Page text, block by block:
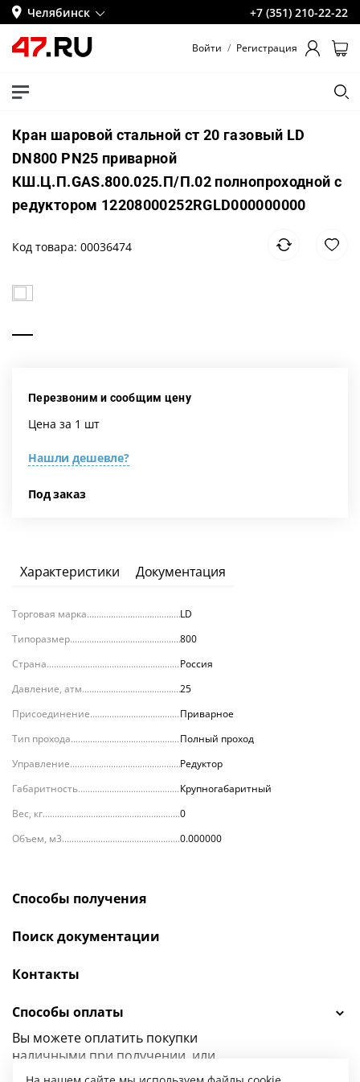
Челябинск +7 (351) 210-22-22
Войти / Регистрация
Кран шаровой стальной ст 20 газовый LD
DN800 PN25 приварной
КШ.Ц.П.GAS.800.025.П/П.02 полнопроходной с
редуктором 12208000252RGLD000000000
Код товара: 00036474
Перезвоним и сообщим цену
Нашли дешевле?
Цена за 1 шт
Под заказ
Характеристики Документация
Торговая марка
LD
Типоразмер
800
Страна
Россия
Давление, атм.
25
Присоединение
Приварное
Тип прохода
Полный проход
Управление
Редуктор
Габаритность
Крупногабаритный
Вес, кг
0
Объем, м3
0.000000
Способы получения
Поиск документации
Контакты
Способы оплаты
Вы можете оплатить покупки
наличными при получении, или
выбрать
другой способ оплаты.